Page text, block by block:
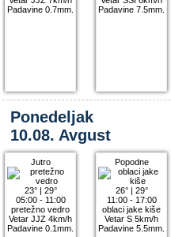
Padavine 0.7mm.
Padavine 7.5mm.
Ponedeljak
10.08. Avgust
Jutro
23°| 29°
05:00 - 11:00
pretežno vedro
Vetar JJZ 4km/h
Padavine 0.1mm.
Popodne
26°| 29°
11:00 - 17:00
oblaci jake kiše
Vetar S 5km/h
Padavine 5.5mm.